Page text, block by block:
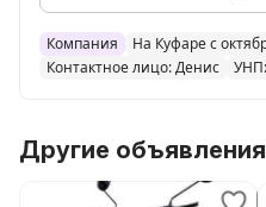
Мы являемся первыми
производителя!
электровелосипедов,
широких колесах!
Компания
На Куфаре с
Контактное лицо: Денис
Другие